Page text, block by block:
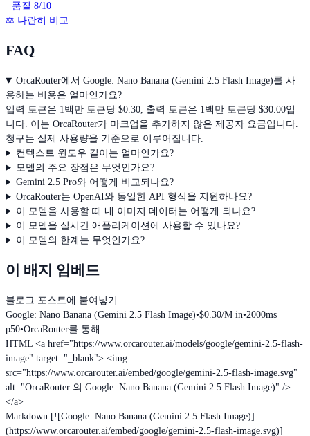
· 품질 8/10
⚖ 나란히 비교
FAQ
OrcaRouter에서 Google: Nano Banana (Gemini 2.5 Flash Image)를 사
용하는 비용은 얼마인가요?
입력 토큰은 1백만 토큰당 $0.30, 출력 토큰은 1백만 토큰당 $30.00입
니다. 이는 OrcaRouter가 마크업을 추가하지 않은 제공자 요금입니다.
청구는 실제 사용량을 기준으로 이루어집니다.
컨텍스트 윈도우 길이는 얼마인가요?
모델의 주요 장점은 무엇인가요?
Gemini 2.5 Pro와 어떻게 비교되나요?
OrcaRouter는 OpenAI와 동일한 API 형식을 지원하나요?
이 모델을 사용할 때 내 이미지 데이터는 어떻게 되나요?
이 모델을 실시간 애플리케이션에 사용할 수 있나요?
이 모델의 한계는 무엇인가요?
이 배지 임베드
블로그 포스트에 붙여넣기
Google: Nano Banana (Gemini 2.5 Flash Image)•$0.30/M in•2000ms
p50•OrcaRouter를 통해
HTML <a href="https://www.orcarouter.ai/models/google/gemini-2.5-flash-
image" target="_blank"> <img
src="https://www.orcarouter.ai/embed/google/gemini-2.5-flash-image.svg"
alt="OrcaRouter 의 Google: Nano Banana (Gemini 2.5 Flash Image)" />
</a>
Markdown [![Google: Nano Banana (Gemini 2.5 Flash Image)]
(https://www.orcarouter.ai/embed/google/gemini-2.5-flash-image.svg)]